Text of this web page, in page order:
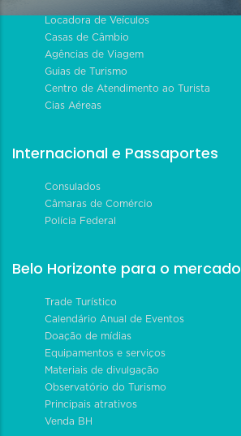
Locadora de Veículos
Casas de Câmbio
Agências de Viagem
Guias de Turismo
Centro de Atendimento ao Turista
Cias Aéreas
Internacional e Passaportes
Consulados
Câmaras de Comércio
Polícia Federal
Belo Horizonte para o mercado
Trade Turístico
Calendário Anual de Eventos
Doação de mídias
Equipamentos e serviços
Materiais de divulgação
Observatório do Turismo
Principais atrativos
Venda BH